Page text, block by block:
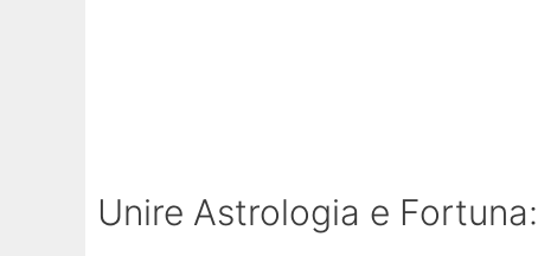
Unire Astrologia e